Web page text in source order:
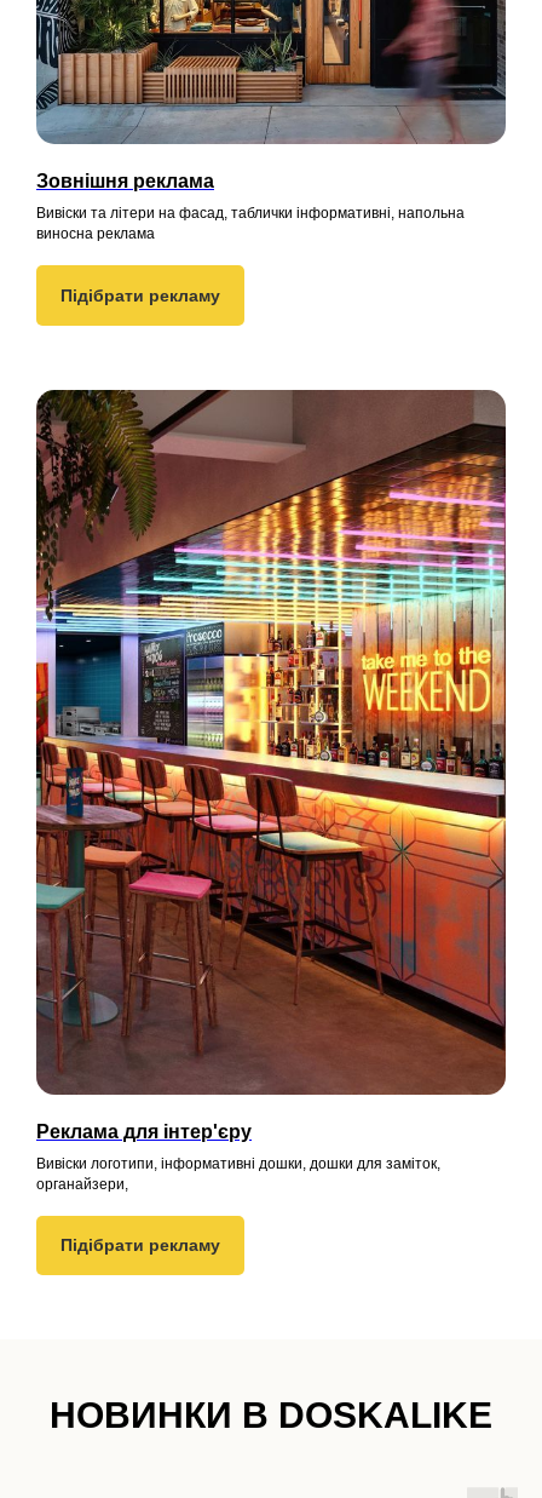
Зовнішня реклама
Вивіски та літери на фасад, таблички інформативні, напольна
виносна реклама
Підібрати рекламу
Реклама для інтер'єру
Вивіски логотипи, інформативні дошки, дошки для заміток,
органайзери,
Підібрати рекламу
НОВИНКИ В DOSKALIKE